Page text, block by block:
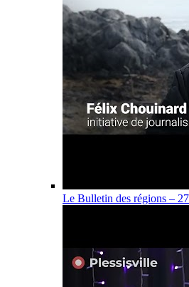
Le Bulletin des régions –